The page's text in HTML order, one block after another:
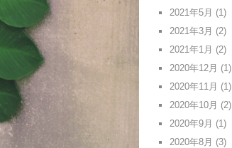
2021年5月 (1)
2021年3月 (2)
2021年1月 (2)
2020年12月 (1)
2020年11月 (1)
2020年10月 (2)
2020年9月 (1)
2020年8月 (3)